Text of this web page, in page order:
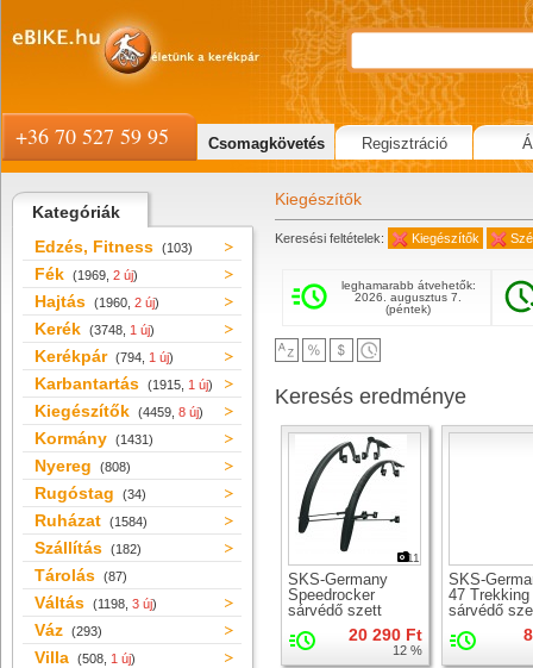
Kategóriák
Edzés, Fitness (103)
Fék (1969, 2 új)
Hajtás (1960, 2 új)
Kerék (3748, 1 új)
Kerékpár (794, 1 új)
Karbantartás (1915, 1 új)
Kiegészítők (4459, 8 új)
Kormány (1431)
Nyereg (808)
Rugóstag (34)
Ruházat (1584)
Szállítás (182)
Tárolás (87)
Váltás (1198, 3 új)
Váz (293)
Villa (508, 1 új)
Kiegészítők
Keresési feltételek: Kiegészítők
leghamarabb átvehetők:
2026. augusztus 7.
(péntek)
Keresés eredménye
11
SKS-Germany
Speedrocker
sárvédő szett
20 290 Ft
12 %
SKS-
47 Trekking
sárvédő
+36 70 527 59 95 Csomagkövetés Regisztráció